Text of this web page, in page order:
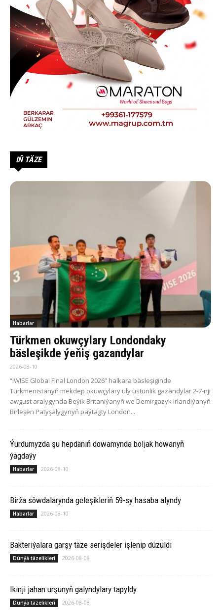
IŇ TÄZE
Habarlar
Türkmen okuwçylary Londondaky
bäsleşikde ýeňiş gazandylar
2026-08-10
“IWISE Global Final London 2026” halkara bäsleşiginde
Türkmenistanyň mekdep okuwçylary uly üstünlik gazandylar 2-7-nji
awgust aralygynda Beýik Britaniýanyň we Demirgazyk Irlandiýanyň
Birleşen Patyşalygynyň paýtagty London...
Ýurdumyzda şu hepdäniň dowamynda boljak howanyň
ýagdaýy
Habarlar 2026-08-10
Birža söwdalarynda geleşikleriň 59-sy hasaba alyndy
Habarlar 2026-08-10
Bakteriýalara garşy täze serişdeler işlenip düzüldi
Dünýä täzelikleri 2026-08-08
Ikinji jahan urşunyň galyndylary tapyldy
Dünýä täzelikleri 2026-08-08